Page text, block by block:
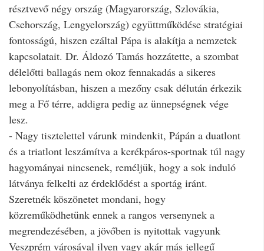
résztvevő négy ország (Magyarország, Szlovákia,
Csehország, Lengyelország) együttműködése stratégiai
fontosságú, hiszen ezáltal Pápa is alakítja a nemzetek
kapcsolatait. Dr. Áldozó Tamás hozzátette, a szombat
délelőtti ballagás nem okoz fennakadás a sikeres
lebonyolításban, hiszen a mezőny csak délután érkezik
meg a Fő térre, addigra pedig az ünnepségnek vége
lesz.
- Nagy tisztelettel várunk mindenkit, Pápán a duatlont
és a triatlont leszámítva a kerékpáros-sportnak túl nagy
hagyományai nincsenek, reméljük, hogy a sok induló
látványa felkelti az érdeklődést a sportág iránt.
Szeretnék köszönetet mondani, hogy
közreműködhetünk ennek a rangos versenynek a
megrendezésében, a jövőben is nyitottak vagyunk
Veszprém városával ilyen vagy akár más jellegű